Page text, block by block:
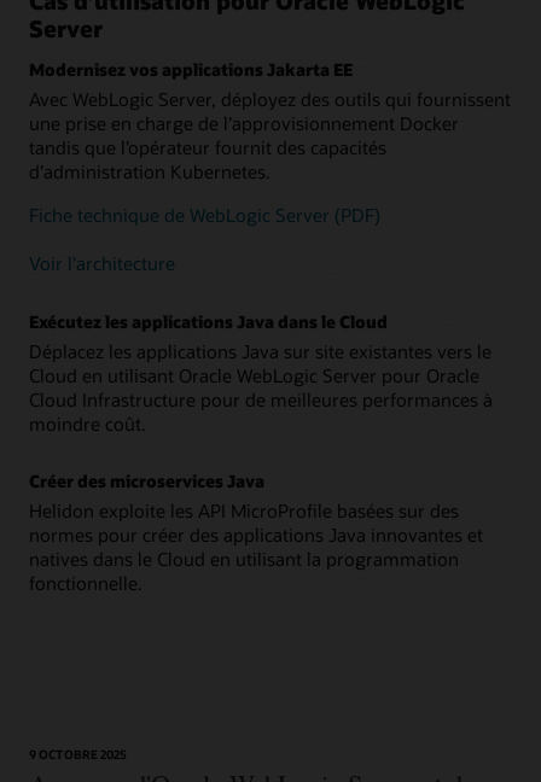
Server
Modernisez vos applications Jakarta EE
Avec WebLogic Server, déployez des outils qui fournissent
une prise en charge de l’approvisionnement Docker
tandis que l’opérateur fournit des capacités
d’administration Kubernetes.
Fiche technique de WebLogic Server (PDF)
Voir l'architecture
Exécutez les applications Java dans le Cloud
Déplacez les applications Java sur site existantes vers le
Cloud en utilisant Oracle WebLogic Server pour Oracle
Cloud Infrastructure pour de meilleures performances à
moindre coût.
Créer des microservices Java
Helidon exploite les API MicroProfile basées sur des
normes pour créer des applications Java innovantes et
natives dans le Cloud en utilisant la programmation
fonctionnelle.
9 OCTOBRE 2025